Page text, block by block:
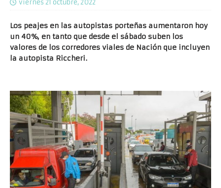
viernes 21 octubre, 2022
Los peajes en las autopistas porteñas aumentaron hoy
un 40%, en tanto que desde el sábado suben los
valores de los corredores viales de Nación que incluyen
la autopista Riccheri.